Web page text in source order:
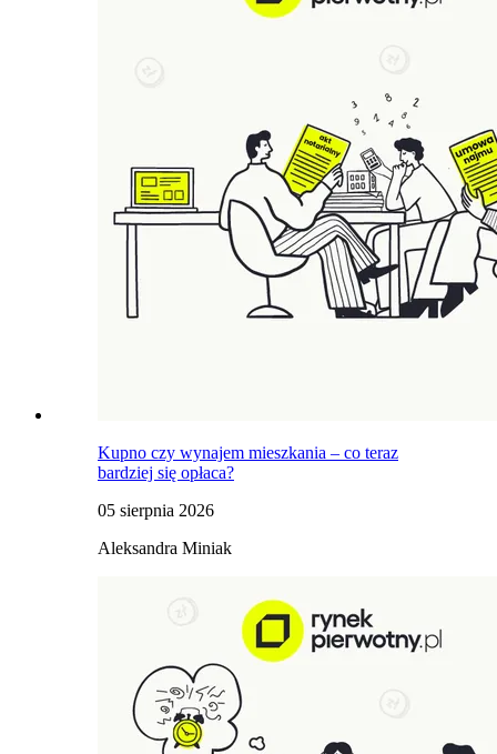
Kupno czy wynajem mieszkania – co teraz
bardziej się opłaca?
05 sierpnia 2026
Aleksandra Miniak